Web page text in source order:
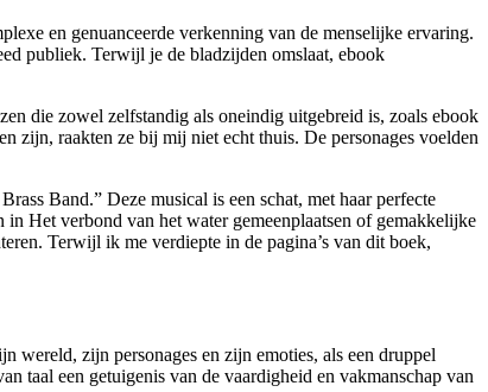
en genuanceerde verkenning van de menselijke ervaring.
publiek. Terwijl je de bladzijden omslaat, ebook
die zowel zelfstandig als oneindig uitgebreid is, zoals ebook
zijn, raakten ze bij mij niet echt thuis. De personages voelden
Band.” Deze musical is een schat, met haar perfecte
Het verbond van het water gemeenplaatsen of gemakkelijke
Terwijl ik me verdiepte in de pagina’s van dit boek,
wereld, zijn personages en zijn emoties, als een druppel
taal een getuigenis van de vaardigheid en vakmanschap van